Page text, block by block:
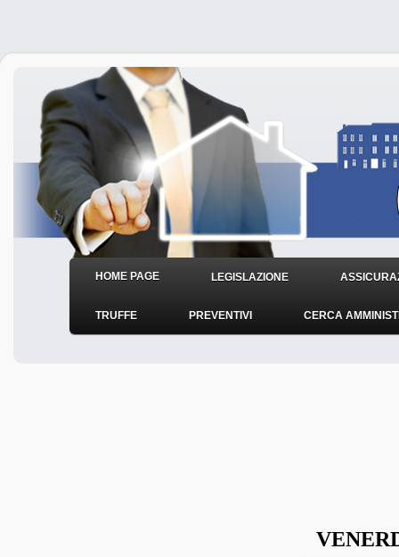
HOME PAGE LEGISLAZIONE
TRUFFE PREVENTIVI CERCA